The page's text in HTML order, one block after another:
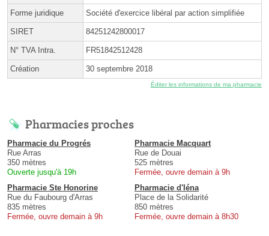
Forme juridique Société d'exercice libéral par action simplifiée
SIRET 84251242800017
N° TVA Intra. FR51842512428
Création 30 septembre 2018
Éditer les informations de ma pharmacie
Pharmacies proches
Pharmacie du Progrés
Rue Arras
350 mètres
Ouverte jusqu'à 19h
Pharmacie Macquart
Rue de Douai
525 mètres
Fermée, ouvre demain à 9h
Pharmacie Ste Honorine
Rue du Faubourg d'Arras
835 mètres
Fermée, ouvre demain à 9h
Pharmacie d'Iéna
Place de la Solidarité
850 mètres
Fermée, ouvre demain à 8h30